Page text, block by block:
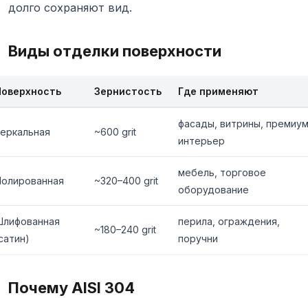
долго сохраняют вид.
Виды отделки поверхности
Зернистость Где применяют
~600 grit
фасады, витрины,
интерьер
~320–400 grit
мебель, торговое
оборудование
~180–240 grit
перила, ограждения,
поручни
Почему AISI 304